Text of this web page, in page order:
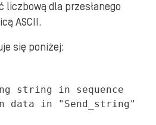
liczbową dla przesłanego
ASCII.
się poniżej:
string in sequence
data in "Send_string"